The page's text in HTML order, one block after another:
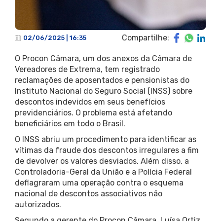
02/06/2025 | 16:35 Compartilhe:
O Procon Câmara, um dos anexos da Câmara de
Vereadores de Extrema, tem registrado
reclamações de aposentados e pensionistas do
Instituto Nacional do Seguro Social (INSS) sobre
descontos indevidos em seus benefícios
previdenciários. O problema está afetando
beneficiários em todo o Brasil.
O INSS abriu um procedimento para identificar as
vítimas da fraude dos descontos irregulares a fim
de devolver os valores desviados. Além disso, a
Controladoria-Geral da União e a Polícia Federal
deflagraram uma operação contra o esquema
nacional de descontos associativos não
autorizados.